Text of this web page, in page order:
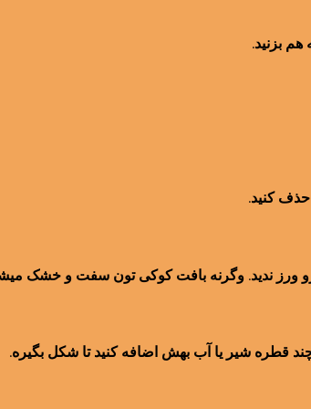
حذف کنید.
رو ورز ندید. وگرنه بافت کوکی تون سفت و خشک
چند قطره شیر یا آب بهش اضافه کنید تا شکل بگیره.